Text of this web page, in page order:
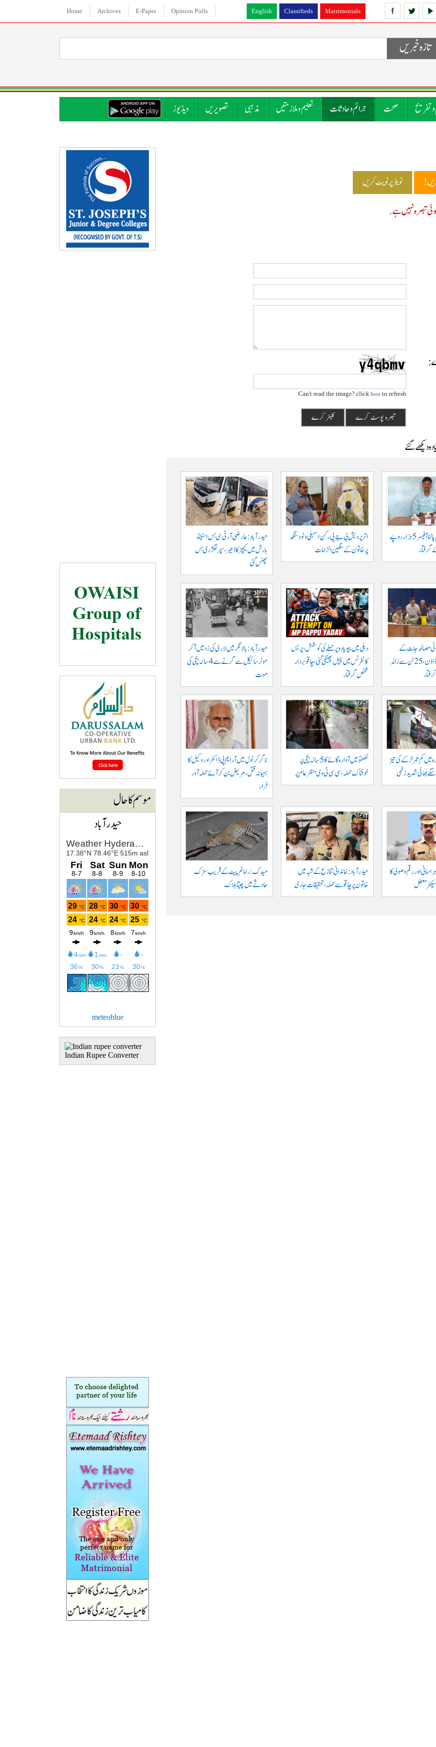
English Classifieds Matrimonials
Home Archives E-Paper Opinion Polls
تازہ خبریں
تفریح صحت جرائم و حادثات تعلیم و ملازمتیں مذہبی تصویریں ویڈیوز
ٹویٹر پر ٹویٹ کریں
تبصرہ نہیں ہے.
Can't read the image? click hereto refresh
دیکھے گئے
جگتیال میں گرام پالنا آفیسر 5 ہزار روپے
اتر پردیش بی جے پی رکن اسمبلی ونود سنگھ
پر خاتون کے سنگین الزامات
حیدرآباد: عارضی آر ٹی سی بس اسٹینڈ
بارش میں کیچڑ کا ڈھیر، سپر لگژری بس
پھنس گئی
مصالحہ جات کے
خلاف بڑا کریک ڈاؤن، 25 ٹن سے زائد
دہلی میں پپو یادو پر حملے کی کوشش، پریس
کانفرنس میں چپل پھینکی گئی، چاقو بردار
شخص گرفتار
حیدرآباد: بالا نگر میں لاری کی زد میں آکر
موٹرسائیکل سے گرنے سے 4 سالہ بچی کی
موت
میں کم عمر لڑکے کی تیز
سگے بھائی شدید زخمی
لکھنؤ میں آوارہ گائے کا 5 سالہ بچی پر
خوفناک حملہ، سی سی ٹی وی منظر عام پر
ناگرکرنول میں آر ایم پی ڈاکٹر اور وکیل کا
بہیمانہ قتل، مریض بن کر آئے حملہ آور
فرار
اور رقم وصولی کا
معطل
حیدرآباد: خاندانی تنازع کے شبہ میں
خاتون پر چاقو سے حملہ، تحقیقات جاری
میدک: رامائم پیٹ کے قریب سڑک
حادثے میں چیتا ہلاک
موسم کا حال
حیدرآباد
meteoblue
Indian Rupee Converter